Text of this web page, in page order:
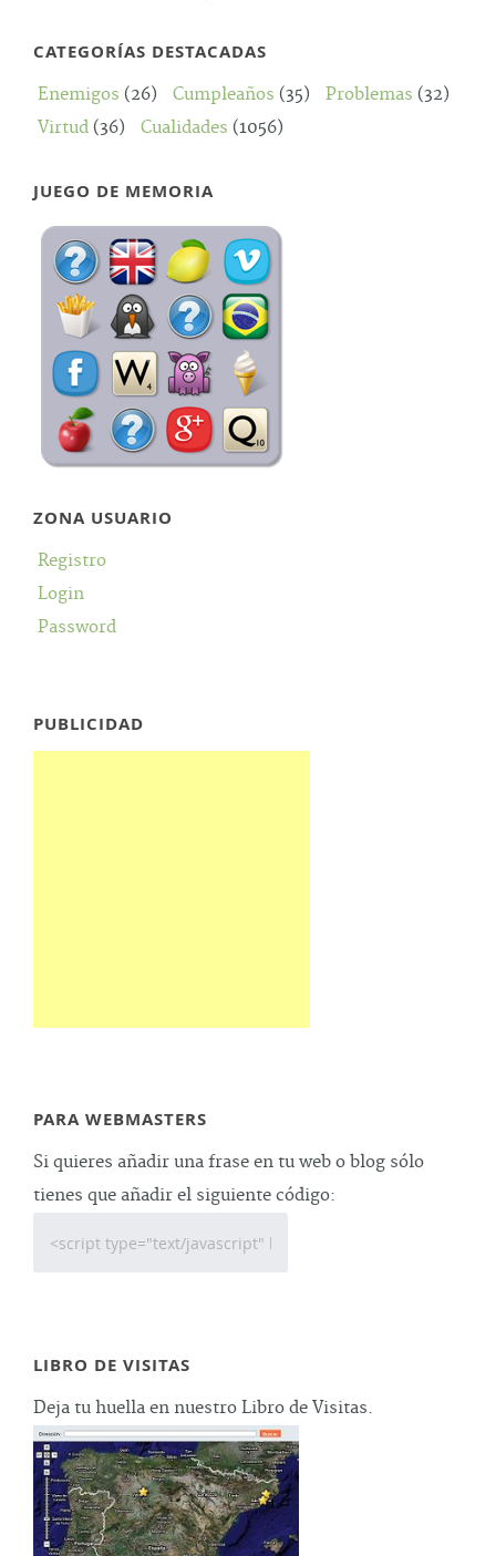
CATEGORÍAS DESTACADAS
Enemigos (26) Cumpleaños (35) Problemas (32)
Virtud (36) Cualidades (1056)
JUEGO DE MEMORIA
ZONA USUARIO
Registro
Login
Password
PUBLICIDAD
PARA WEBMASTERS
Si quieres añadir una frase en tu web o blog sólo
tienes que añadir el siguiente código:
LIBRO DE VISITAS
Deja tu huella en nuestro Libro de Visitas.